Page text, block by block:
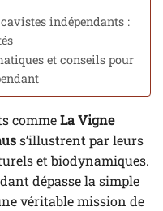
indépendants :
et conseils pour
commeLa Vigne
s’illustrent par leurs
et biodynamiques.
dépasse la simple
véritable mission de